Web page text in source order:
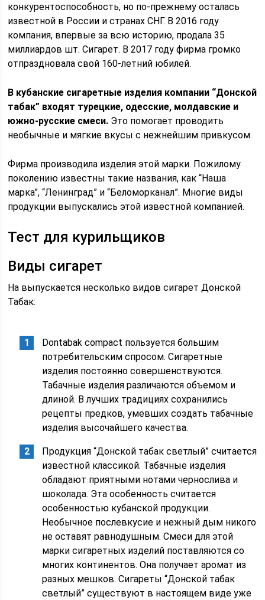
конкурентоспособность, но по-прежнему осталась
известной в России и странах СНГ. В 2016 году
компания, впервые за всю историю, продала 35
миллиардов шт. Сигарет. В 2017 году фирма громко
отпраздновала свой 160-летний юбилей.
В кубанские сигаретные изделия компании “Донской
табак” входят турецкие, одесские, молдавские и
южно-русские смеси. Это помогает проводить
необычные и мягкие вкусы с нежнейшим привкусом.
Фирма производила изделия этой марки. Пожилому
поколению известны такие названия, как “Наша
марка”, “Ленинград” и “Беломорканал”. Многие виды
продукции выпускались этой известной компанией.
Тест для курильщиков
Виды сигарет
На выпускается несколько видов сигарет Донской
Табак:
Dontabak compact пользуется большим
потребительским спросом. Сигаретные
изделия постоянно совершенствуются.
Табачные изделия различаются объемом и
длиной. В лучших традициях сохранились
рецепты предков, умевших создать табачные
изделия высочайшего качества.
Продукция “Донской табак светлый” считается
известной классикой. Табачные изделия
обладают приятными нотами чернослива и
шоколада. Эта особенность считается
особенностью кубанской продукции.
Необычное послевкусие и нежный дым никого
не оставят равнодушным. Смеси для этой
марки сигаретных изделий поставляются со
многих континентов. Она получает аромат из
разных мешков. Сигареты “Донской табак
светлый” существуют в настоящем виде уже